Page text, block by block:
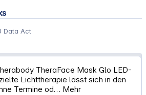
Data Act
TheraFace Mask Glo LED-
Lichttherapie lässt sich in den
Termine od… Mehr